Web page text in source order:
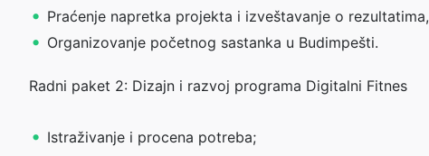
Praćenje napretka projekta i izveštavanje o rezultatima,
Organizovanje početnog sastanka u Budimpešti.
Radni paket 2: Dizajn i razvoj programa Digitalni Fitnes
Istraživanje i procena potreba;